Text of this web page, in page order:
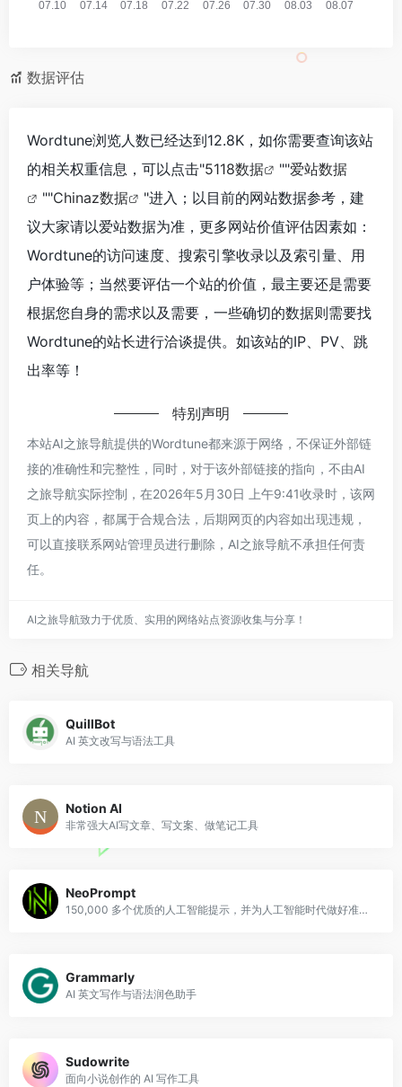
数据评估
Wordtune浏览人数已经达到12.8K，如你需要查询该站
的相关权重信息，可以点击"5118数据 ""爱站数据
""Chinaz数据
"进入；以目前的网站数据参考，建
议大家请以爱站数据为准，更多网站价值评估因素如：
Wordtune的访问速度、搜索引擎收录以及索引量、用
户体验等；当然要评估一个站的价值，最主要还是需要
根据您自身的需求以及需要，一些确切的数据则需要找
Wordtune的站长进行洽谈提供。如该站的IP、PV、跳
出率等！
特别声明
本站AI之旅导航提供的Wordtune都来源于网络，不保证外部链
接的准确性和完整性，同时，对于该外部链接的指向，不由AI
之旅导航实际控制，在2026年5月30日 上午9:41收录时，该网
页上的内容，都属于合规合法，后期网页的内容如出现违规，
可以直接联系网站管理员进行删除，AI之旅导航不承担任何责
任。
AI之旅导航致力于优质、实用的网络站点资源收集与分享！
相关导航
QuillBot
AI 英文改写与语法工具
Notion AI
非常强大AI写文章、写文案、做笔记工具
NeoPrompt
150,000 多个优质的人工智能提示，并为人工智能时代做好准备！生成更好的输出，节省时间和 API 成本。
Grammarly
AI 英文写作与语法润色助手
Sudowrite
面向小说创作的 AI 写作工具